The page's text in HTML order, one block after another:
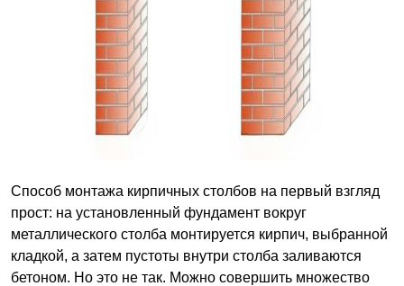
Способ монтажа кирпичных столбов на первый взгляд
прост: на установленный фундамент вокруг
металлического столба монтируется кирпич, выбранной
кладкой, а затем пустоты внутри столба заливаются
бетоном. Но это не так. Можно совершить множество